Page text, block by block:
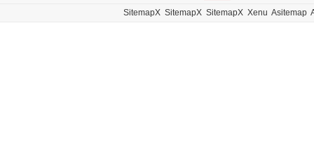
SitemapX SitemapX SitemapX Xenu Asitemap